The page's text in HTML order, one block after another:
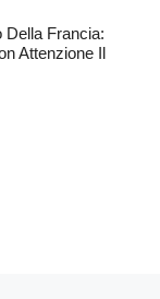
Francia:
Attenzione Il